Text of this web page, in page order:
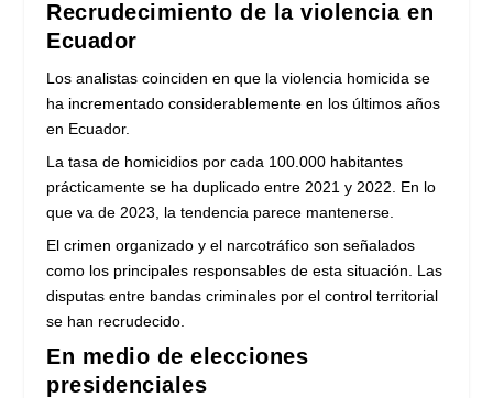
Recrudecimiento de la violencia en
Ecuador
Los analistas coinciden en que la violencia homicida se
ha incrementado considerablemente en los últimos años
en Ecuador.
La tasa de homicidios por cada 100.000 habitantes
prácticamente se ha duplicado entre 2021 y 2022. En lo
que va de 2023, la tendencia parece mantenerse.
El crimen organizado y el narcotráfico son señalados
como los principales responsables de esta situación. Las
disputas entre bandas criminales por el control territorial
se han recrudecido.
En medio de elecciones
presidenciales